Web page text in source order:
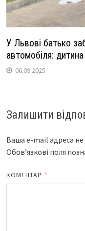
У Львові батько
автомобіля:
06.09.2025
Залишити
Ваша e-mail адреса
Обов’язкові поля
КОМЕНТАР *